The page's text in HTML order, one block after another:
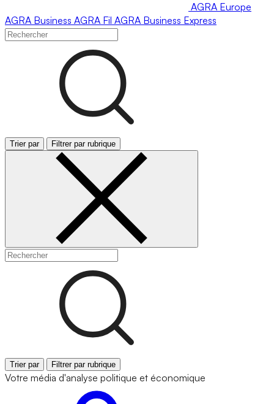
AGRA Europe
AGRA Business AGRA Fil AGRA Business Express
Trier par Filtrer par rubrique
Trier par Filtrer par rubrique
Votre média d'analyse politique et économique